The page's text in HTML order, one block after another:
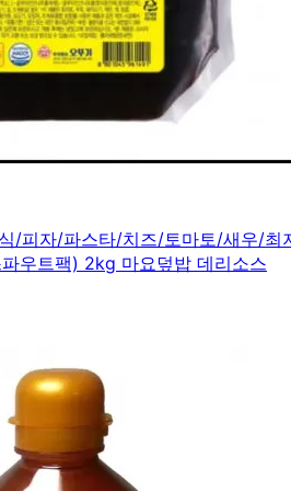
/피자/파스타/치즈/토마토/새우/최
우트팩) 2kg 마요덮밥 데리소스